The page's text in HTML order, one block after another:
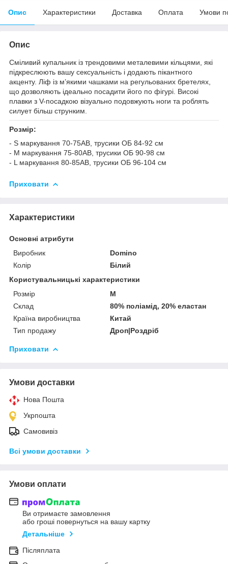
Опис Характеристики Доставка Оплата Умови
Опис
Сміливий купальник із трендовими металевими кільцями, які
підкреслюють вашу сексуальність і додають пікантного
акценту. Ліф із м’якими чашками на регульованих бретелях,
що дозволяють ідеально посадити його по фігурі. Високі
плавки з V-посадкою візуально подовжують ноги та роблять
силует більш струнким.
Розмір:
- S маркування 70-75АВ, трусики ОБ 84-92 см
- M маркування 75-80АВ, трусики ОБ 90-98 см
- L маркування 80-85АВ, трусики ОБ 96-104 см
Приховати
Характеристики
Основні атрибути
Виробник
Domino
Колір
Білий
Користувальницькі характеристики
Розмір
M
Склад
80% поліамід, 20% еластан
Країна виробництва
Китай
Тип продажу
Дроп|Роздріб
Приховати
Умови доставки
Нова Пошта
Укрпошта
Самовивіз
Всі умови доставки
Умови оплати
Ви отримаєте замовлення
або гроші повернуться на вашу картку
Детальніше
Післяплата